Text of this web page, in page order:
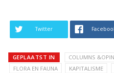
Twitter
GEPLAATST IN COLUMNS
FLORA EN FAUNA
KAPITALISME